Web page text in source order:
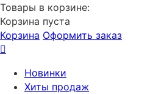
Товары в корзине:
Корзина пуста
Корзина Оформить заказ
Новинки
Хиты продаж